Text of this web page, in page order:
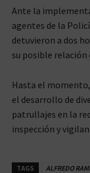
Ante la
agentes de la
detuvieron a dos
su posible relación
Hasta el
el desarrollo de
patrullajes en la
inspección y
TAGS ALFREDO